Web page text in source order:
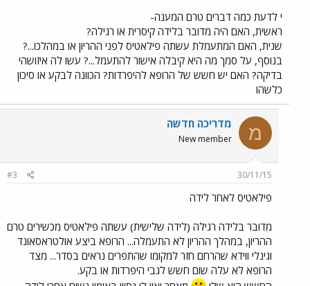
י לדעת כמה דברים טרם המענה-
ראשית, האם היה מדובר בלידה קיסרית או רגילה?
שנית, האם המתעמלת עשתה פילאטיס לפני ההריון או במהלכו...?
בנוסף, על סמך מה היא קיבלה אישור להתעמל...? עשו לה איזושהי
בדיקה? האם יש חשש של הרופא להיפרדות? הכוונה לבקע או סיכון
כלשהו
מ מדריכה חדשה
New member
30/11/15
#3
פילאטיס לאחר לידה
מדובר בלידה רגילה (לידה שלישית) עשתה פילאטיס מכשירים טרם
ההריון, במהלך ההריון לא התעמלה... הרופא ביצע אולטראסאונד
וגינלי ווידא שהרחם חזר למקומו שהתפרים נראים בסדר... מצד
הרופא לא עלה שום חשש לגבי היפרדות או בקע.